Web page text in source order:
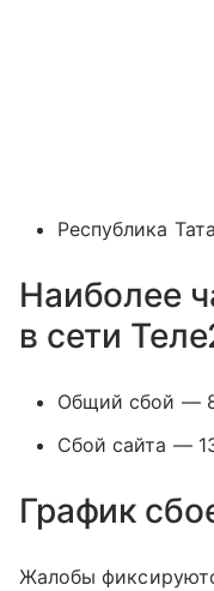
Республика
Наиболее
в сети
Общий сбой —
Сбой сайта —
График
Жалобы